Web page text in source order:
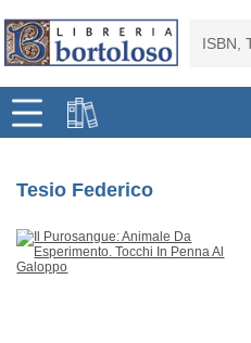
Tesio Federico